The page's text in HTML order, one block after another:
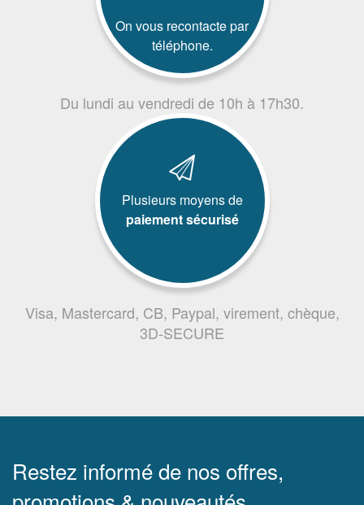
On vous recontacte par
téléphone.
Du lundi au vendredi de 10h à 17h30.
Plusieurs moyens de
paiement sécurisé
Visa, Mastercard, CB, Paypal, virement, chèque,
3D-SECURE
Restez informé de nos offres,